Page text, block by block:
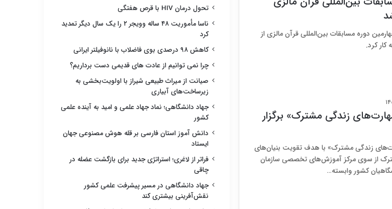
دوره مسابقات بین‌المللی قرآن مالزی از
کار کرد.
زندگی مشترک» برگزار
زندگی مشترک» با هدف تقویت بنیان‌های
از سوی مرکز آموزش‌های تخصصی سازمان
کشور وابسته…
تحول درمان HIV با قرص هفتگی
ناسا مأموریت ۴۸ ساله وویجر ۲ را یک سال دیگر تمدید
کرد
کاهش ۹۸ درصدی بوی فاضلاب با نانوفیلتر ایرانی
چرا نمی توانیم از عادت های قدیمی دست برداریم؟
صیانت از میراث طبیعی شیراز با اولویت‌بخشی به
زیرساخت‌های آبیاری
جهاد دانشگاهی؛ نماد جهاد علمی و امید به آینده علمی
کشور
دانش آموز استان فارسی بر قله هوش مصنوعی جهان
ایستاد
فراتر از لاغری؛ استراتژی جدید برای بازگشت عضله در
چاقی
جهاد دانشگاهی در مسیر پیشرفت علمی کشور
نقش‌آفرینی بیشتری کند